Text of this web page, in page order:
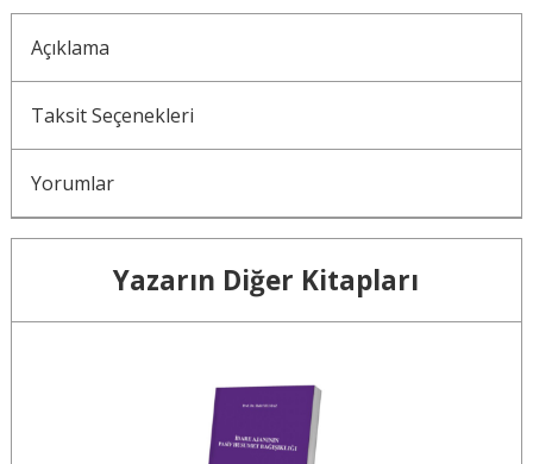
Açıklama
Taksit Seçenekleri
Yorumlar
Yazarın Diğer Kitapları